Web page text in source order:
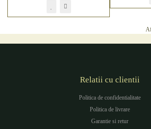
Relatii cu clientii
Politica de confidentialitate
Politica de livrare
Garantie si retur